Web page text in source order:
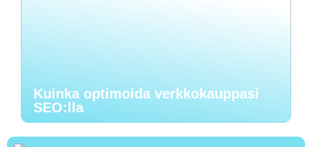
Kuinka optimoida verkkokauppasi
SEO:lla